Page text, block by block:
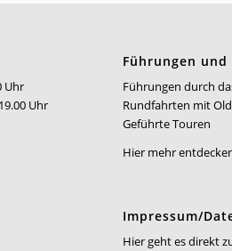
Uhr
Uhr
Führungen
Führungen durch
Rundfahrten mit
Geführte Touren
Hier mehr
Impressum/
Hier geht es direkt